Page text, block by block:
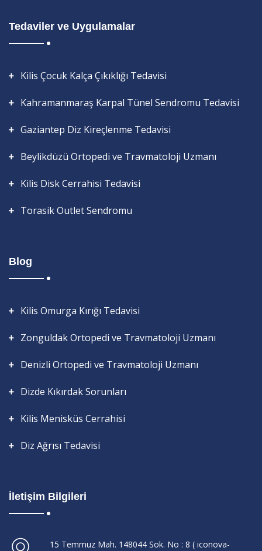
Tedaviler ve Uygulamalar
Kilis Çocuk Kalça Çıkıklığı Tedavisi
Kahramanmaraş Karpal Tünel Sendromu Tedavisi
Gaziantep Diz Kireçlenme Tedavisi
Beylikdüzü Ortopedi ve Travmatoloji Uzmanı
Kilis Disk Cerrahisi Tedavisi
Torasik Outlet Sendromu
Blog
Kilis Omurga Kırığı Tedavisi
Zonguldak Ortopedi ve Travmatoloji Uzmanı
Denizli Ortopedi ve Travmatoloji Uzmanı
Dizde Kıkırdak Sorunları
Kilis Menisküs Cerrahisi
Diz Ağrısı Tedavisi
İletişim Bilgileri
15 Temmuz Mah. 148044 Sok. No : 8 ( iconova-